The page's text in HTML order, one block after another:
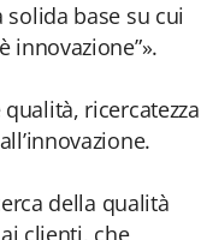
base su cui
innovazione”».
ricercatezza
della qualità
clienti, che